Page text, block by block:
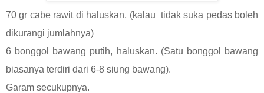
70 gr cabe rawit di haluskan, (kalau tidak suka pedas boleh
dikurangi jumlahnya)
6 bonggol bawang putih, haluskan. (Satu bonggol bawang
biasanya terdiri dari 6-8 siung bawang).
Garam secukupnya.